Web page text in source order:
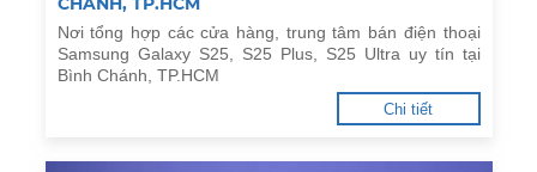
Nơi tổng hợp các cửa hàng, trung tâm bán điện thoại
Samsung Galaxy S25, S25 Plus, S25 Ultra uy tín tại
Bình Chánh, TP.HCM
Chi tiết